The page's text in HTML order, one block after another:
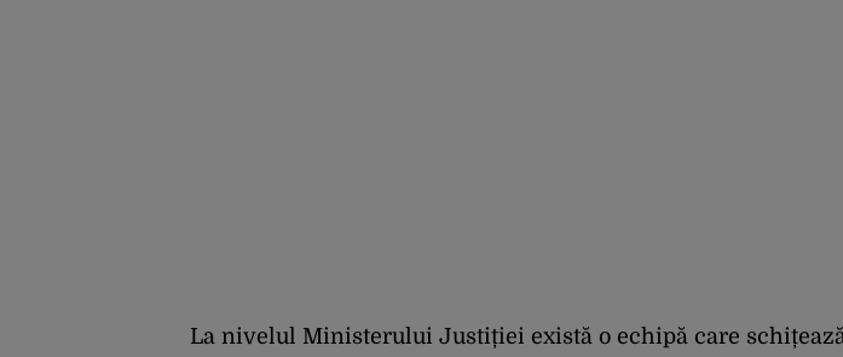
La nivelul Ministerului Justiției există o echipă care